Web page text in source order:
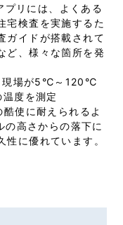
リには、よくある
宅検査を実施するた
ガイドが搭載されて
ど、様々な箇所を発
現場が5℃～120℃
度を測定
使に耐えられるよ
高さからの落下に
に優れています。